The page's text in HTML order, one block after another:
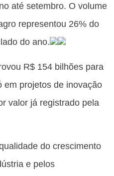
até setembro. O volume
representou 26% do
do ano.
R$ 154 bilhões para
em projetos de inovação
valor já registrado pela
do crescimento
e pelos